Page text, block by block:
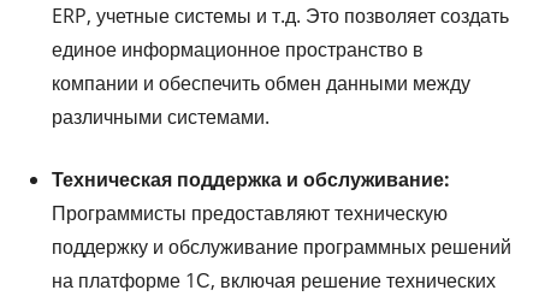
ERP, учетные системы и т.д. Это позволяет создать
единое информационное пространство в
компании и обеспечить обмен данными между
различными системами.
Техническая поддержка и обслуживание:
Программисты предоставляют техническую
поддержку и обслуживание программных решений
на платформе 1С, включая решение технических